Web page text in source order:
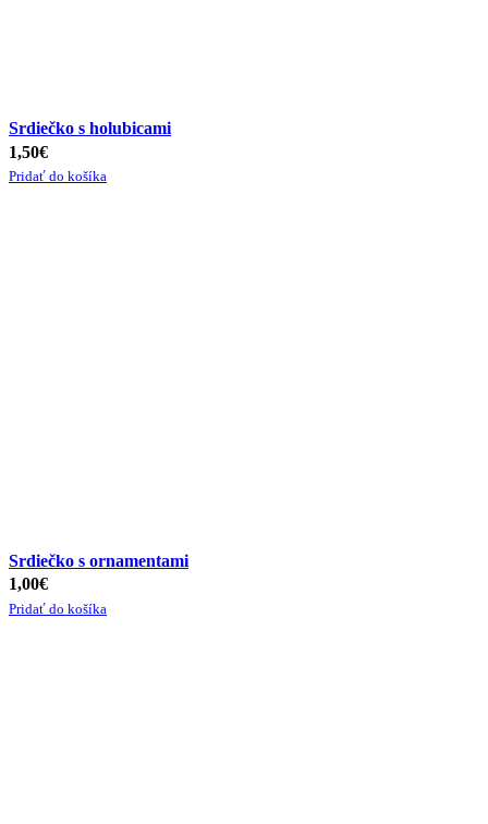
Srdiečko s holubicami
1,50€
Pridať do košíka
Srdiečko s ornamentami
1,00€
Pridať do košíka